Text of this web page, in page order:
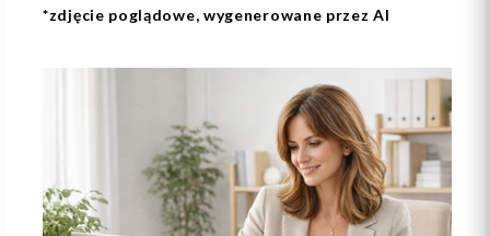
*zdjęcie poglądowe, wygenerowane przez AI